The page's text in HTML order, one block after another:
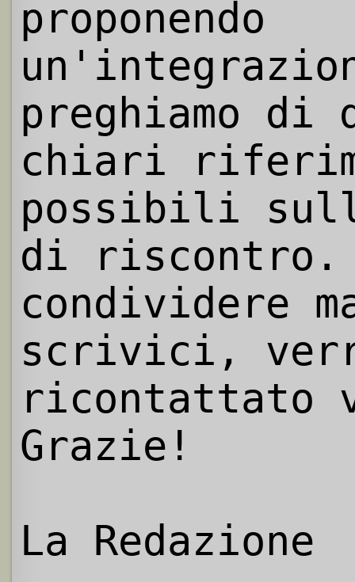
proponendo
preghiamo
chiari
possibili
di riscontro.
condividere
scrivici,
ricontattato
Grazie!
La Redazione